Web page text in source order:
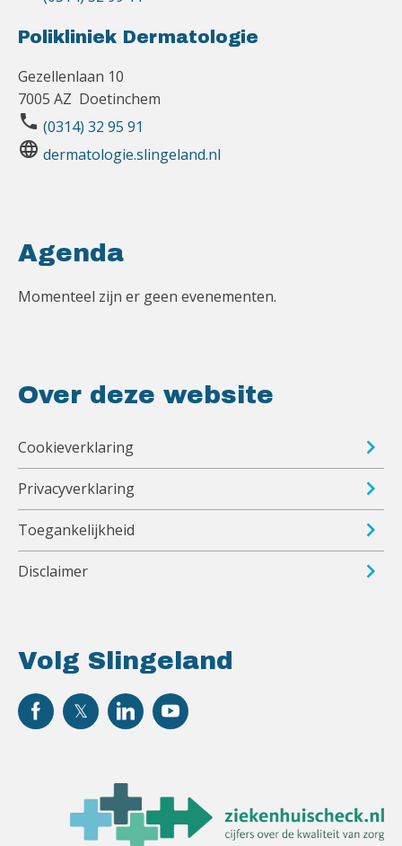
Polikliniek Dermatologie
Gezellenlaan 10
7005 AZ Doetinchem
phone (0314) 32 95 91
language dermatologie.slingeland.nl
Volg Slingeland
Agenda
Momenteel zijn er geen evenementen.
Over deze website
Cookieverklaring
Privacyverklaring
Toegankelijkheid
Disclaimer